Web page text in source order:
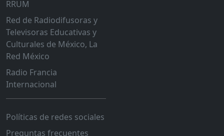
RRUM
Red de Radiodifusoras y
Televisoras Educativas y
Culturales de México, La
Red México
Radio Francia
Internacional
Políticas de redes sociales
Preguntas frecuentes